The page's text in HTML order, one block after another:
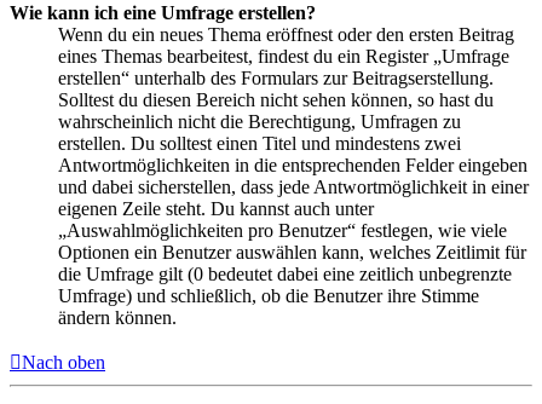
Wie kann ich eine Umfrage erstellen?
Wenn du ein neues Thema eröffnest oder den ersten Beitrag
eines Themas bearbeitest, findest du ein Register „Umfrage
erstellen“ unterhalb des Formulars zur Beitragserstellung.
Solltest du diesen Bereich nicht sehen können, so hast du
wahrscheinlich nicht die Berechtigung, Umfragen zu
erstellen. Du solltest einen Titel und mindestens zwei
Antwortmöglichkeiten in die entsprechenden Felder eingeben
und dabei sicherstellen, dass jede Antwortmöglichkeit in einer
eigenen Zeile steht. Du kannst auch unter
„Auswahlmöglichkeiten pro Benutzer“ festlegen, wie viele
Optionen ein Benutzer auswählen kann, welches Zeitlimit für
die Umfrage gilt (0 bedeutet dabei eine zeitlich unbegrenzte
Umfrage) und schließlich, ob die Benutzer ihre Stimme
ändern können.
Nach oben